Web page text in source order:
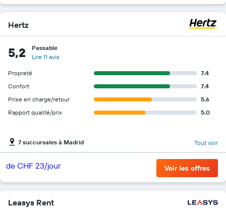
Hertz
5,2
Passable
Lire 11 avis
Propreté
7.4
Confort
7.4
Prise en charge/retour
5.6
Rapport qualité/prix
5.0
7 succursales à Madrid Tout voir
de CHF 23/jour Voir les offres
Leasys Rent